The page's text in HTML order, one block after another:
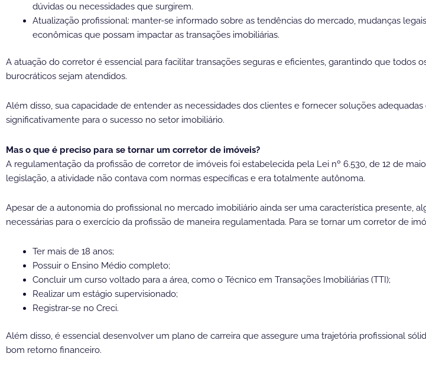
dúvidas ou necessidades que surgirem.
Atualização profissional: manter-se informado sobre as tendências do mercado, mudanças
econômicas que possam impactar as transações imobiliárias.
A atuação do corretor é essencial para facilitar transações seguras e eficientes, garantindo que todos
burocráticos sejam atendidos.
Além disso, sua capacidade de entender as necessidades dos clientes e fornecer soluções
significativamente para o sucesso no setor imobiliário.
Mas o que é preciso para se tornar um corretor de imóveis?
A regulamentação da profissão de corretor de imóveis foi estabelecida pela Lei nº 6.530, de 12 de
legislação, a atividade não contava com normas específicas e era totalmente autônoma.
Apesar de a autonomia do profissional no mercado imobiliário ainda ser uma característica presente,
necessárias para o exercício da profissão de maneira regulamentada. Para se tornar um corretor de
Ter mais de 18 anos;
Possuir o Ensino Médio completo;
Concluir um curso voltado para a área, como o Técnico em Transações Imobiliárias (TTI);
Realizar um estágio supervisionado;
Registrar-se no Creci.
Além disso, é essencial desenvolver um plano de carreira que assegure uma trajetória profissional
bom retorno financeiro.